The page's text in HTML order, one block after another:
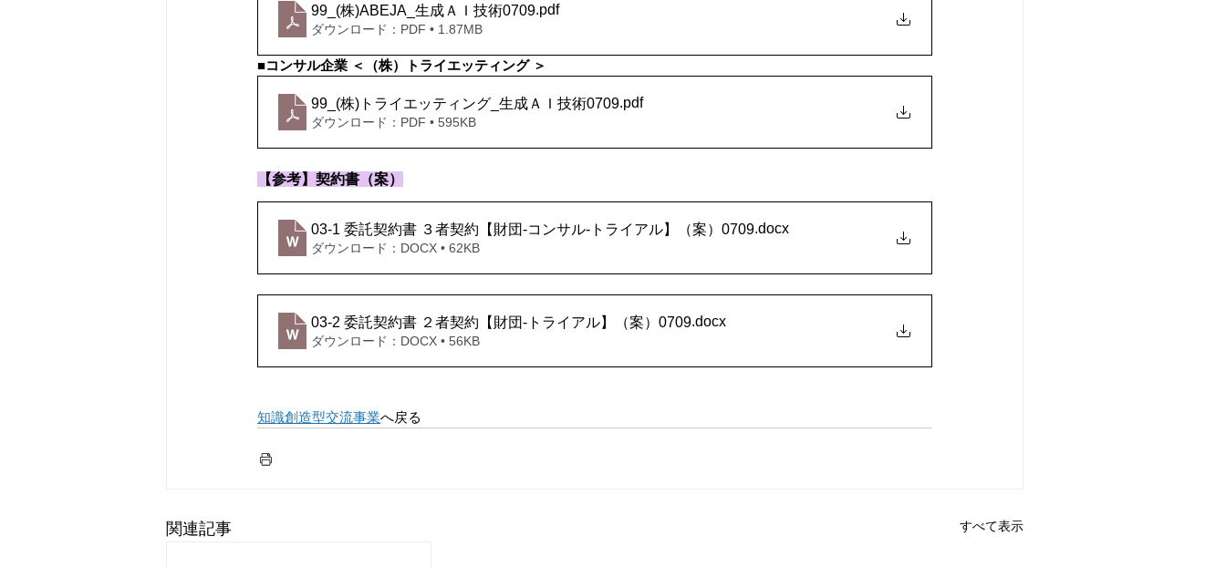
99_(株)ABEJA_生成ＡＩ技術0709.pdf
ダウンロード：PDF • 1.87MB
■コンサル企業 ＜（株）トライエッティング ＞
99_(株)トライエッティング_生成ＡＩ技術0709.pdf
ダウンロード：PDF • 595KB
【参考】契約書（案）
03-1 委託契約書 ３者契約【財団-コンサル-トライアル】（案）0709.docx
ダウンロード：DOCX • 62KB
03-2 委託契約書 ２者契約【財団-トライアル】（案）0709.docx
ダウンロード：DOCX • 56KB
知識創造型交流事業へ戻る
関連記事 すべて表示